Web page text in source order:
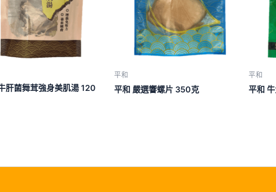
肝菌舞茸強身美肌湯 120
平和
平和 嚴選響螺片 350克
平和
平和